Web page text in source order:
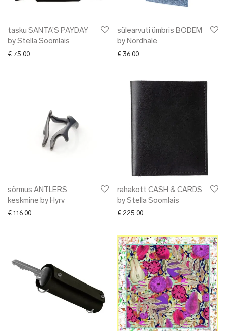
tasku SANTA’S PAYDAY
by Stella Soomlais
€ 75.00
sülearvuti ümbris BODEM
by Nordhale
€ 36.00
sõrmus ANTLERS
keskmine by Hyrv
€ 116.00
rahakott CASH & CARDS
by Stella Soomlais
€ 225.00